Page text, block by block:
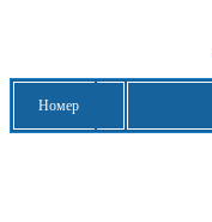
Номер